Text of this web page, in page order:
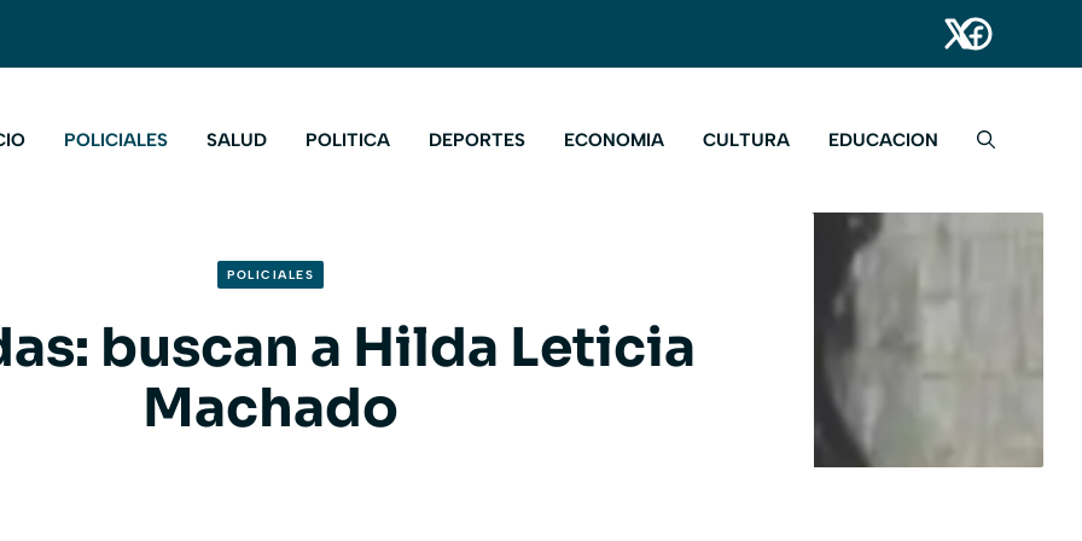
POLICIALES SALUD POLITICA DEPORTES ECONOMIA CULTURA EDUCACION
POLICIALES
buscan a Hilda Leticia
Machado